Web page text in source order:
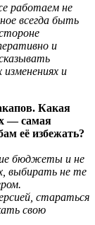
работаем не
всегда быть
и
и
Какая
— самая
её избежать?
бюджеты и не
выбирать не те
стараться
свою